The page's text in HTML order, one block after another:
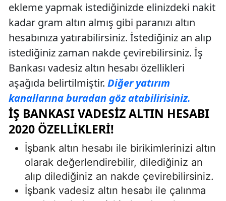
ekleme yapmak istediğinizde elinizdeki nakit
kadar gram altın almış gibi paranızı altın
hesabınıza yatırabilirsiniz. İstediğiniz an alıp
istediğiniz zaman nakde çevirebilirsiniz. İş
Bankası vadesiz altın hesabı özellikleri
aşağıda belirtilmiştir. Diğer yatırım
kanallarına buradan göz atabilirisiniz.
İŞ BANKASI VADESIZ ALTIN HESABI
2020 ÖZELLIKLERI!
İşbank altın hesabı ile birikimlerinizi altın
olarak değerlendirebilir, dilediğiniz an
alıp dilediğiniz an nakde çevirebilirsiniz.
İşbank vadesiz altın hesabı ile çalınma